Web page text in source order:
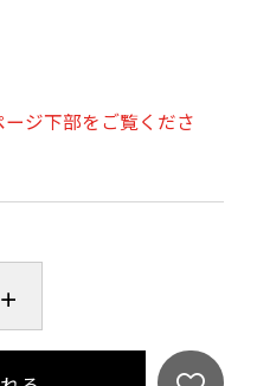
止されています。当
の販売はいたしてお
」画面の「お問い合
月日登録済みの方
力は不要です。
ジ下部をご覧くださ